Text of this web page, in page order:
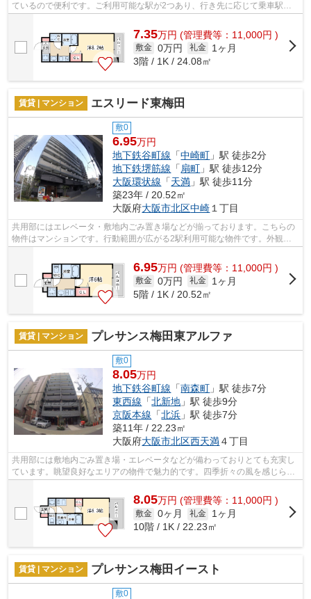
ているので便利です。ご利用可能な駅が2つあり、行き先に応じて乗車駅の
7.35万円 (管理費等：11,000円 )
敷金 0万円 礼金
1ヶ月
3階 / 1K / 24.08㎡
賃貸 | マンション エスリード東梅田
敷0
6.95万円
地下鉄谷町線 「中崎町 」駅 徒歩2分
地下鉄堺筋線 「 扇町 」駅 徒歩12分
大阪環状線 「天満 」駅 徒歩11分
築23年 / 20.52㎡
大阪府大阪市北区中崎 １丁目
共用部にはエレベータ・敷地内ごみ置き場などが揃っております。こちらの
物件はマンションです。行動範囲が広がる2駅利用可能な物件です。外観タ
6.95万円 (管理費等：11,000円 )
敷金 0万円 礼金
1ヶ月
5階 / 1K / 20.52㎡
賃貸 | マンション プレサンス梅田東アルファ
敷0
8.05万円
地下鉄谷町線 「南森町 」駅 徒歩7分
東西線 「北新地 」駅 徒歩9分
京阪本線 「北浜 」駅 徒歩7分
築11年 / 22.23㎡
大阪府大阪市北区西天満４丁目
共用部には敷地内ごみ置き場・エレベータなどが備わっておりとても充実し
ています。眺望良好なエリアの物件で魅力的です。四季折々の風を感じられ
る通風良好な快適のマンションです。2...
8.05万円 (管理費等：11,000円 )
敷金 0ヶ月 礼金
1ヶ月
10階 / 1K / 22.23㎡
賃貸 | マンション プレサンス梅田イースト
敷0